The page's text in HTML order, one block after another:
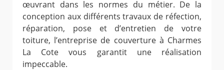
œuvrant dans les normes du métier. De la
conception aux différents travaux de réfection,
réparation, pose et d’entretien de votre
toiture, l’entreprise de couverture à Charmes
La Cote vous garantit une réalisation
impeccable.